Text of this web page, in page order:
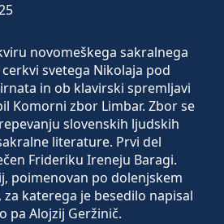
novomeškega sakralnega
svetega Nikolaja pod
in ob klavirski spremljavi
Komorni zbor Limbar. Zbor se
slovenskih ljudskih
literature. Prvi del
Frideriku Ireneju Baragi.
poimenovan po dolenjskem
katerega je besedilo napisal
pa Alojzij Geržinič.